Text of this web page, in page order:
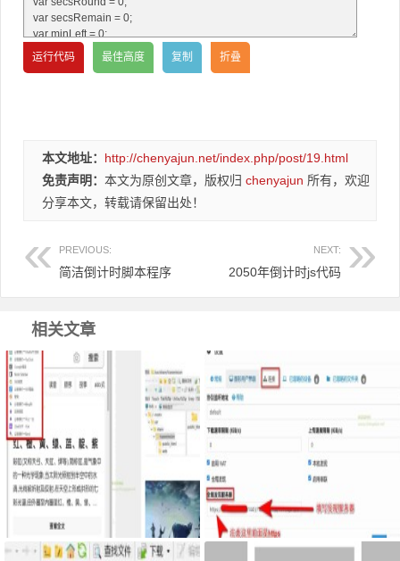
本文地址： http://chenyajun.net/index.php/post/19.html
免责声明： 本文为原创文章，版权归 chenyajun 所有，欢迎
分享本文，转载请保留出处！
PREVIOUS:
简洁倒计时脚本程序
NEXT:
2050年倒计时js代码
相关文章
Google Chrome浏览器右侧边栏嵌
服务器搭建syncthing客户端，自
己私有syncthing发现服务器和中
继服务器